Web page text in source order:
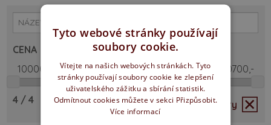
CENA
4 / 4 Zrušit filtry
Tyto webové stránky používají
soubory cookie.
Vítejte na našich webových stránkách. Tyto
stránky používají soubory cookie ke zlepšení
uživatelského zážitku a sbírání statistik.
Odmítnout cookies můžete v sekci Přizpůsobit.
Více informací